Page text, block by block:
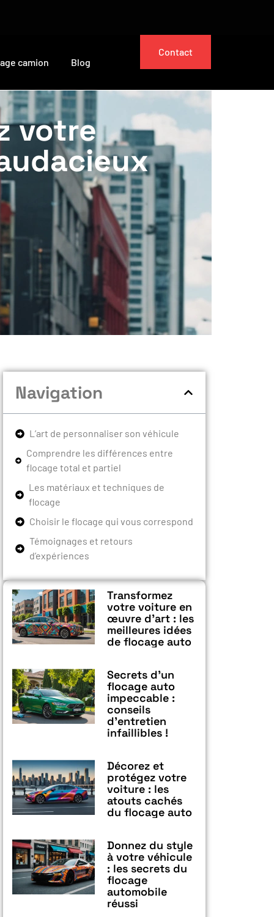
camion Blog
Contact
votre
Navigation
L’art de personnaliser son véhicule
Comprendre les différences entre
flocage total et partiel
Les matériaux et techniques de
flocage
Choisir le flocage qui vous correspond
Témoignages et retours
d’expériences
Transformez
votre voiture en
œuvre d’art : les
meilleures idées
de flocage auto
Secrets d’un
flocage auto
impeccable :
conseils
d’entretien
infaillibles !
Décorez et
protégez votre
voiture : les
atouts cachés
du flocage auto
Donnez du style
à votre véhicule
: les secrets du
flocage
automobile
réussi